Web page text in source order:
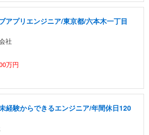
アプリエンジニア/東京都/六本木一丁目
社
万円
経験からできるエンジニア/年間休日120